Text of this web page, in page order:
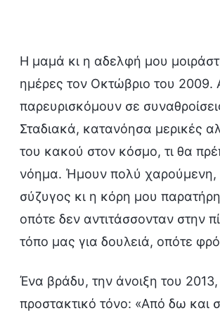
Η μαμά κι η αδελφή μου
ημέρες τον Οκτώβριο του
παρευρισκόμουν σε
Σταδιακά, κατανόησα μερικές
του κακού στον κόσμο, τι θα
νόημα. Ήμουν πολύ χαρούμενη,
σύζυγος κι η κόρη μου
οπότε δεν αντιτάσσονταν στην
τόπο μας για δουλειά, οπότε
Ένα βράδυ, την άνοιξη του
προστακτικό τόνο: «Από δω και